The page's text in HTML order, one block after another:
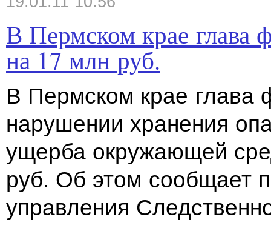
В Пермском крае глава
на 17 млн руб.
В Пермском крае глава
нарушении хранения
ущерба окружающей
руб. Об этом сообщает
управления